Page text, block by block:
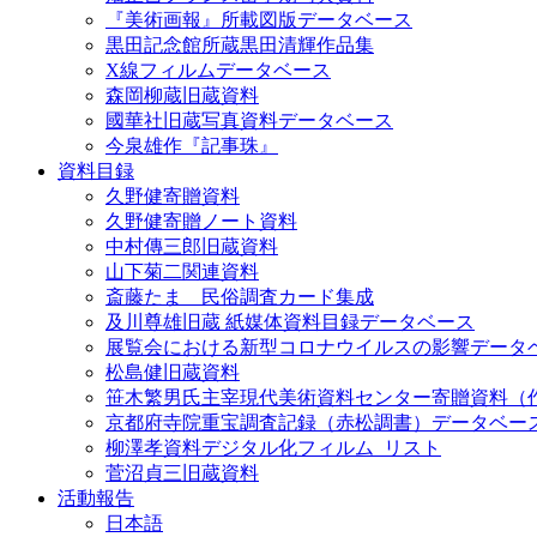
『美術画報』所載図版データベース
黒田記念館所蔵黒田清輝作品集
X線フィルムデータベース
森岡柳蔵旧蔵資料
國華社旧蔵写真資料データベース
今泉雄作『記事珠』
資料目録
久野健寄贈資料
久野健寄贈ノート資料
中村傳三郎旧蔵資料
山下菊二関連資料
斎藤たま 民俗調査カード集成
及川尊雄旧蔵 紙媒体資料目録データベース
展覧会における新型コロナウイルスの影響データ
松島健旧蔵資料
笹木繁男氏主宰現代美術資料センター寄贈資料（
京都府寺院重宝調査記録（赤松調書）データベー
柳澤孝資料デジタル化フィルム_リスト
菅沼貞三旧蔵資料
活動報告
日本語